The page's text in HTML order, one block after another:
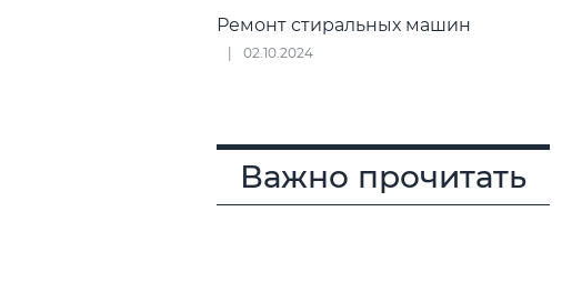
Ремонт стиральных машин
02.10.2024
Важно прочитать